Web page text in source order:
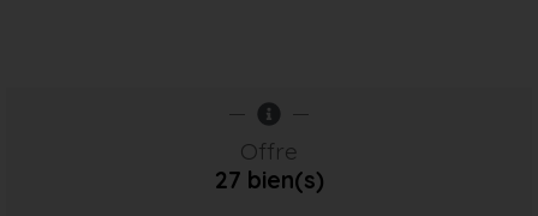
Offre
27 bien(s)